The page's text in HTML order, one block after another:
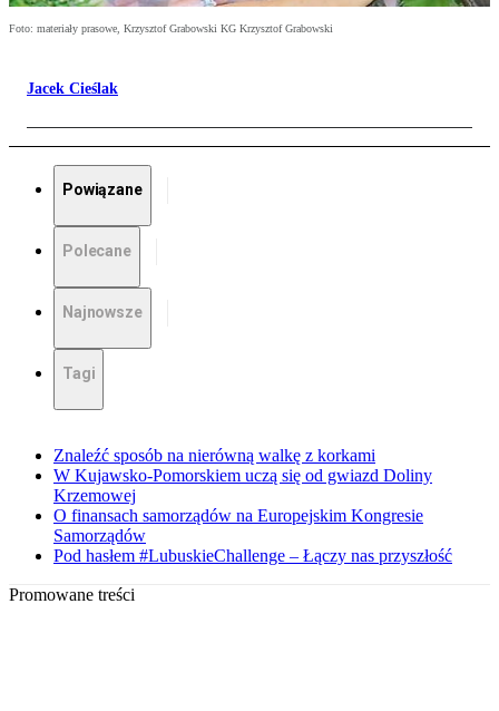
Foto: materiały prasowe, Krzysztof Grabowski KG Krzysztof Grabowski
Jacek Cieślak
Powiązane
Polecane
Najnowsze
Tagi
Znaleźć sposób na nierówną walkę z korkami
W Kujawsko-Pomorskiem uczą się od gwiazd Doliny
Krzemowej
O finansach samorządów na Europejskim Kongresie
Samorządów
Pod hasłem #LubuskieChallenge – Łączy nas przyszłość
Promowane treści